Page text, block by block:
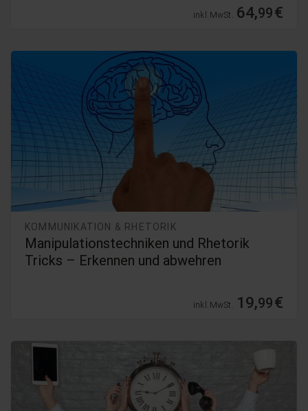
inkl. MwSt. 64,99€
KOMMUNIKATION & RHETORIK
Manipulationstechniken und Rhetorik
Tricks – Erkennen und abwehren
inkl. MwSt. 19,99€